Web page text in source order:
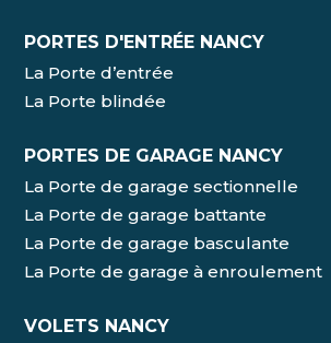
PORTES D'ENTRÉE NANCY
La Porte d’entrée
La Porte blindée
PORTES DE GARAGE NANCY
La Porte de garage sectionnelle
La Porte de garage battante
La Porte de garage basculante
La Porte de garage à enroulement
VOLETS NANCY